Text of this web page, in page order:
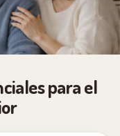
para el